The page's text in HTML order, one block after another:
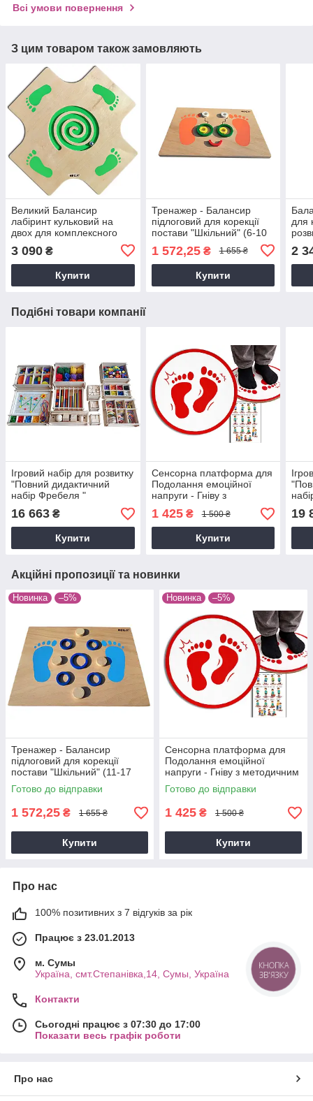
Всі умови повернення
З цим товаром також замовляють
Великий Балансир
лабіринт кульковий на
двох для комплексного
3 090 ₴
Купити
Тренажер - Балансир
пiдлоговий для корекції
постави "Шкільний" (6-10
1 572,25₴ 1 655 ₴
Купити
для
2
Подібні товари компанії
Iгровий набiр для розвитку
"Повний дидактичний
набiр Фребеля "
(основний - 11 коробок) з
методичним посібником
16 663 ₴
Купити
Сенсорна платформа для
Подолання емоційної
напруги - Гніву з
методичним посібником
1 425₴ 1 500 ₴
Купити
з
19
Акційні пропозиції та новинки
Новинка –5%
Тренажер - Балансир
пiдлоговий для корекції
постави "Шкільний" (11-17
років)
Готово до відправки
1 572,25 ₴ 1 655 ₴
Купити
Новинка –5%
Сенсорна платформа для
Подолання емоційної
напруги - Гніву з методичним
посібником
Готово до відправки
1 425 ₴ 1 500 ₴
Купити
Про нас
100% позитивних з 7 відгуків за рік
Працює з 23.01.2013
м. Cумы
Україна, смт.Степанівка,14, Cумы, Україна
Контакти
Сьогодні працює з 07:30 до 17:00
Показати весь графік роботи
Про нас
КНОПКА
ЗВ'ЯЗКУ